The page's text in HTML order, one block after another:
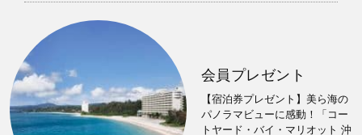
会員プレゼント
【宿泊券プレゼント】美ら海の
パノラマビューに感動！「コー
トヤード・バイ・マリオット 沖